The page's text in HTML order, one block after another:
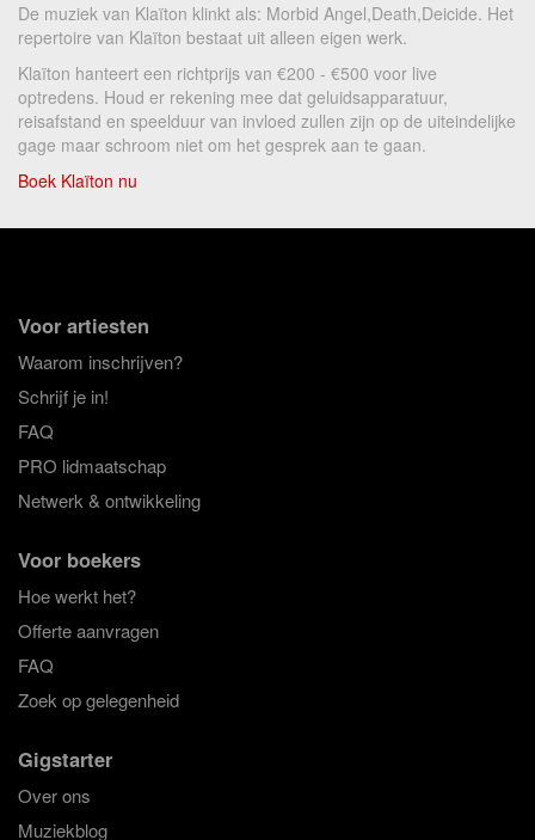
De muziek van Klaïton klinkt als: Morbid Angel,Death,Deicide. Het
repertoire van Klaïton bestaat uit alleen eigen werk.
Klaïton hanteert een richtprijs van €200 - €500 voor live
optredens. Houd er rekening mee dat geluidsapparatuur,
reisafstand en speelduur van invloed zullen zijn op de uiteindelijke
gage maar schroom niet om het gesprek aan te gaan.
Boek Klaïton nu
Voor artiesten
Waarom inschrijven?
Schrijf je in!
FAQ
PRO lidmaatschap
Netwerk & ontwikkeling
Voor boekers
Hoe werkt het?
Offerte aanvragen
FAQ
Zoek op gelegenheid
Gigstarter
Over ons
Muziekblog